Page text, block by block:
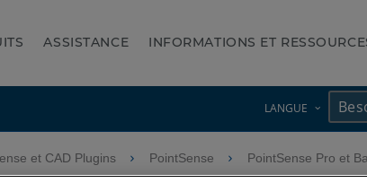
ASSISTANCE INFORMATIONS ET
LANGUE
et CAD Plugins PointSense PointSense Pro et